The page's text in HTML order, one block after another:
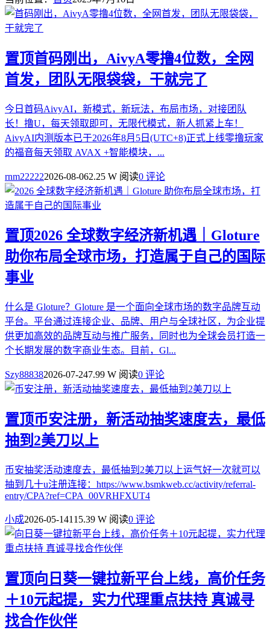
置顶首码刚出，AivyA零撸4位数，全网
首发，团队无限袋袋，干就完了
今日首码AivyAI，新模式，新玩法，布局市场，对接团队
长！撸U，每天领取即可，无限代模式，新人抓紧上车！
AivyAI内测版本已于2026年8月5日(UTC+8)正式上线零撸玩家
的福音每天领取 AVAX +智能模块，...
rnm222222026-08-062.25 W 阅读0 评论
置顶2026 全球数字经济新机遇｜Gloture
助你布局全球市场，打造属于自己的国际
事业
什么是 Gloture？Gloture 是一个面向全球市场的数字品牌互动
平台。平台通过连接企业、品牌、用户与全球社区，为企业提
供更加高效的品牌互动与推广服务，同时也为全球会员打造一
个长期发展的数字商业生态。目前，Gl...
Szy888382026-07-247.99 W 阅读0 评论
置顶币安注册，新活动抽奖速度去，最低
抽到2美刀以上
币安抽奖活动速度去，最低抽到2美刀以上运气好一次就可以
抽到几十u注册连接：https://www.bsmkweb.cc/activity/referral-
entry/CPA?ref=CPA_00VRHFXUT4
小成2026-05-14115.39 W 阅读0 评论
置顶向日葵一键拉新平台上线，高价任务
＋10元起提，实力代理重点扶持 真诚寻
找合作伙伴